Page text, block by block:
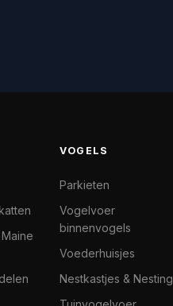
VOGELS
Parkieten
Vogelvoer
binnenvogels
Voederhuisjes
Nestkastjes & Nesting